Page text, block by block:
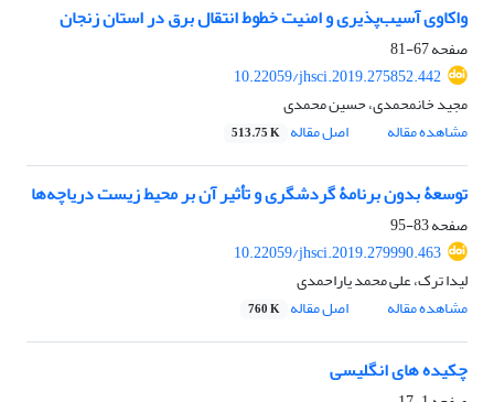
واکاوی آسیب‌پذیری و امنیت خطوط انتقال برق در استان زنجان
صفحه67-81
10.22059/jhsci.2019.275852.442
مجید خانمحمدی، حسین محمدی
مشاهده مقاله
اصل مقاله 513.75 K
توسعۀ بدون برنامۀ گردشگری و تأثیر آن بر محیط ‌زیست دریاچه‌ها
صفحه83-95
10.22059/jhsci.2019.279990.463
لیدا ترک، علی محمد یاراحمدی
مشاهده مقاله
اصل مقاله 760 K
چکیده های انگلیسی